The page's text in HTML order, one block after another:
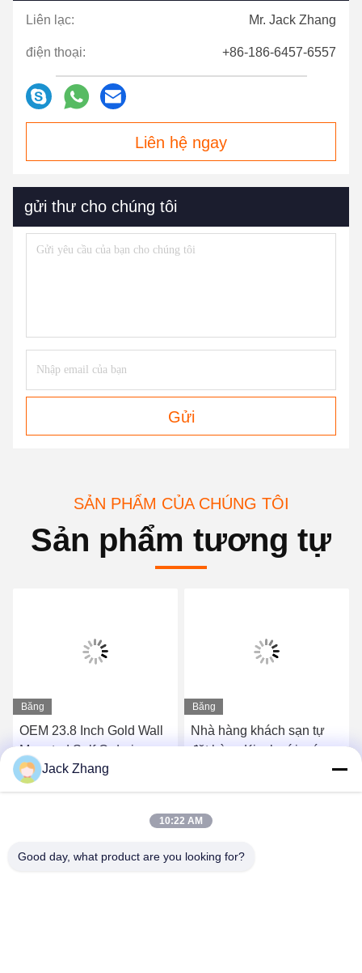
Liên lạc: Mr. Jack Zhang
điện thoại: +86-186-6457-6557
Liên hệ ngay
gửi thư cho chúng tôi
Gửi
SẢN PHẨM CỦA CHÚNG TÔI
Sản phẩm tương tự
Băng
hình
OEM 23.8 Inch Gold Wall
Mounted Self Ordering
Kiosk Với Máy giữ POS
Android / Windows
Nhận giá tốt nhất
Băng
hình
Nhà hàng khách sạn tự
đặt hàng Kiosk với máy in
ứng Nhận giá tốt nhất
Jack Zhang
10:22 AM
Good day, what product are you looking for?